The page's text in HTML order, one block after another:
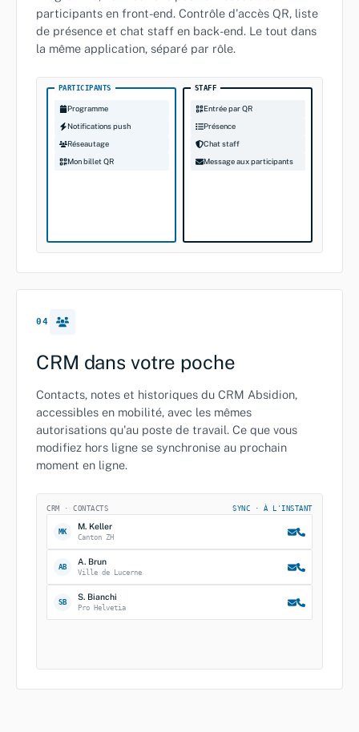
participants en front-end. Contrôle d'accès QR, liste
de présence et chat staff en back-end. Le tout dans
la même application, séparé par rôle.
PARTICIPANTS
Programme
Notifications push
Réseautage
Mon billet QR
STAFF
Entrée par QR
Présence
Chat staff
Message aux participants
04
CRM dans votre poche
Contacts, notes et historiques du CRM Absidion,
accessibles en mobilité, avec les mêmes
autorisations qu'au poste de travail. Ce que vous
modifiez hors ligne se synchronise au prochain
moment en ligne.
CRM · CONTACTS SYNC · À L'INSTANT
MK
M. Keller
Canton ZH
AB
A. Brun
Ville de Lucerne
SB
S. Bianchi
Pro Helvetia